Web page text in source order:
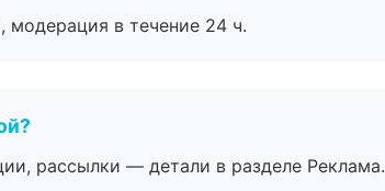
модерация в течение 24 ч.
рассылки — детали в разделе Реклама.